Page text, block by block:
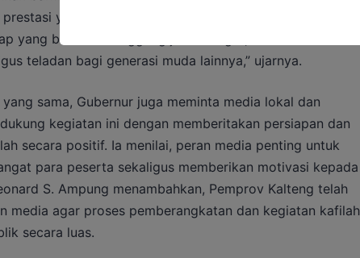
yang diraih di atas panggung. “Bawa nama baik
yang baik dan tanggung jawab. Ingat, kalian adalah
teladan bagi generasi muda lainnya,” ujarnya.
sama, Gubernur juga meminta media lokal dan
kegiatan ini dengan memberitakan persiapan dan
secara positif. Ia menilai, peran media penting untuk
para peserta sekaligus memberikan motivasi kepada
S. Ampung menambahkan, Pemprov Kalteng telah
media agar proses pemberangkatan dan kegiatan kafilah
secara luas.